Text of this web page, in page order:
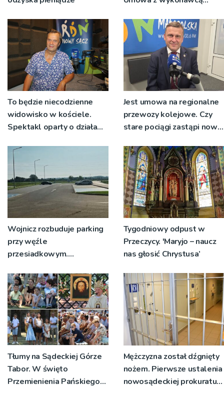
nie zostanie podpisana
To będzie niecodzienne
widowisko w kościele.
Spektakl oparty o działa
Jest umowa na regionalne
przewozy kolejowe. Czy
stare pociągi zastąpi nowy
Wojnicz rozbuduje parking
przy węźle
przesiadkowym.
miejsc
Tygodniowy odpust w
Przeczycy. 'Maryjo – naucz
nas głosić Chrystusa’
Tłumy na Sądeckiej Górze
Tabor. W święto
Przemienienia Pańskiego
Mężczyzna został dźgnięty
nożem. Pierwsze ustalenia
nowosądeckiej prokuratury